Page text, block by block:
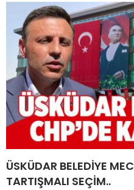
ÜSKÜDAR BELEDİYE
TARTIŞMALI SEÇİM..